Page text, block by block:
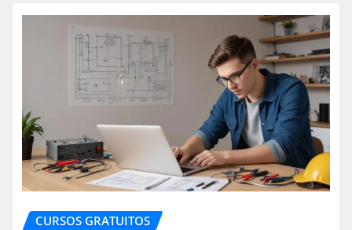
CURSOS GRATUITOS